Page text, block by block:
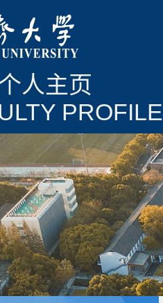
人主页
PROFILE